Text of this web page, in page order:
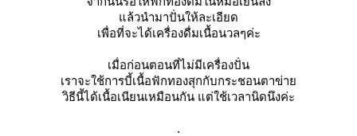
แล้วนำมาปั่นให้ละเอียด
เพื่อที่จะได้เครื่องดื่มเนื้อนวลๆค่ะ
เมื่อก่อนตอนที่ไม่มีเครื่องปั่น
เราจะใช้การบี้เนื้อฟักทองสุกกับกระชอนตาข่าย
วิธีนี้ได้เนื้อเนียนเหมือนกัน แต่ใช้เวลานิดนึงค่ะ
.